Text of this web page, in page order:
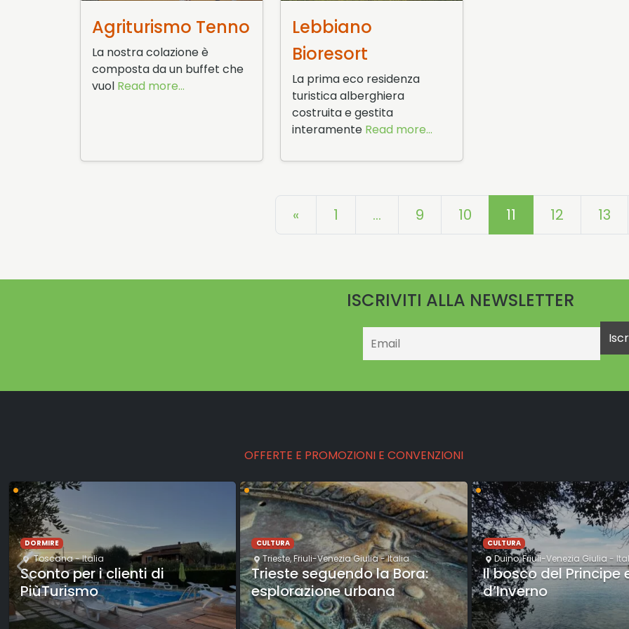
31 Luglio 2015
Agriturismo Tenno
La nostra colazione è
composta da un buffet che
vuol Read more...
22 Giugno 2015
Lebbiano
Bioresort
La prima eco residenza
turistica alberghiera
costruita e gestita
interamente Read more...
« 1 … 9 10 11 12 13
ISCRIVITI ALLA NEWSLETTER
OFFERTE E PROMOZIONI E CONVENZIONI
•
DORMIRE
Toscana- Italia
Sconto per i clienti di
PiùTurismo
•
CULTURA
Trieste,Friuli-Venezia Giulia- Italia
Trieste seguendo la Bora:
esplorazione urbana
•
CULTURA
Duino,Friuli-Venezia Giulia -
Il bosco del Principe
d’Inverno